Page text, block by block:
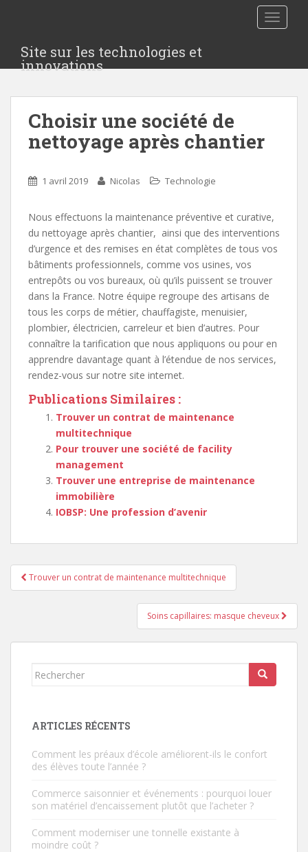
t
Site sur les technologies et
innovations
Choisir une société de
nettoyage après chantier
1 avril 2019 Nicolas Technologie
Nous effectuons la maintenance préventive et curative,
du nettoyage après chantier, ainsi que des interventions
d’urgence et des remises en état complètes de tous vos
bâtiments professionnels, comme vos usines, vos
entrepôts ou vos bureaux, où qu’ils puissent se trouver
dans la France. Notre équipe regroupe des artisans de
tous les corps de métier, chauffagiste, menuisier,
plombier, électricien, carreleur et bien d’autres. Pour
connaître la tarification que nous appliquons ou pour en
apprendre davantage quant à l’étendue de nos services,
rendez-vous sur notre site internet.
Publications Similaires :
Trouver un contrat de maintenance
multitechnique
Pour trouver une société de facility
management
Trouver une entreprise de maintenance
immobilière
IOBSP: Une profession d’avenir
Navigation
de
Trouver un contrat de maintenance multitechnique
Soins capillaires: masque cheveux
Rechercher...
ARTICLES RÉCENTS
Comment les préaux d’école améliorent-ils le confort
des élèves toute l’année ?
Commerce saisonnier et événements : pourquoi louer
son matériel d’encaissement plutôt que l’acheter ?
Comment moderniser une tonnelle existante à
moindre coût ?